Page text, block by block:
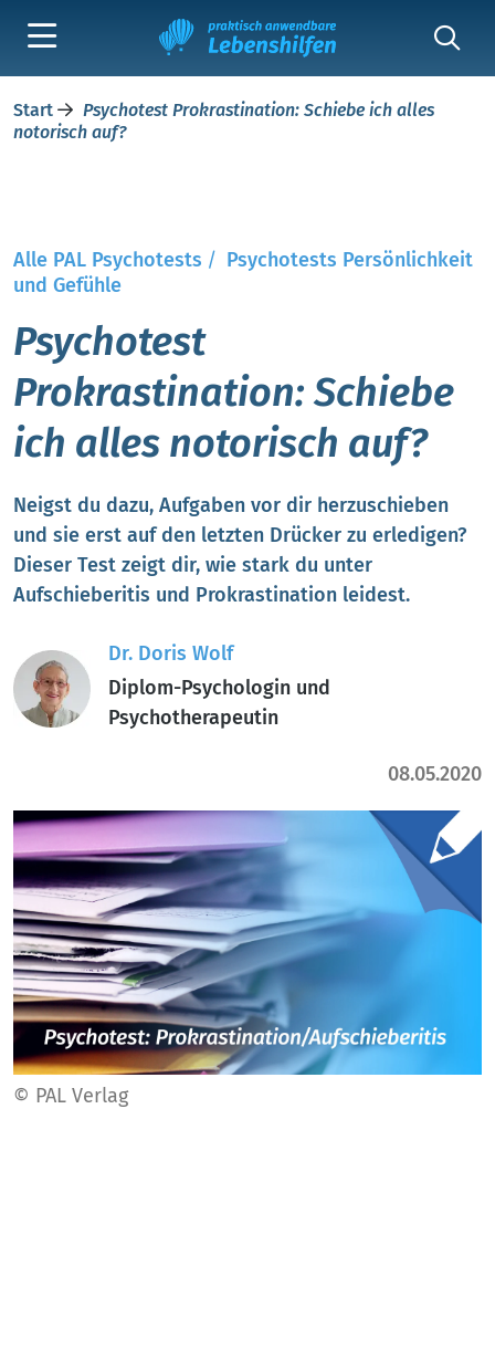
Start
Psychotest Prokrastination: Schiebe ich alles
notorisch auf?
Alle PAL Psychotests / Psychotests Persönlichkeit
und Gefühle
Psychotest
Prokrastination: Schiebe
ich alles notorisch auf?
Neigst du dazu, Aufgaben vor dir herzuschieben
und sie erst auf den letzten Drücker zu erledigen?
Dieser Test zeigt dir, wie stark du unter
Aufschieberitis und Prokrastination leidest.
Dr. Doris Wolf
Diplom-Psychologin und
Psychotherapeutin
08.05.2020
© PAL Verlag